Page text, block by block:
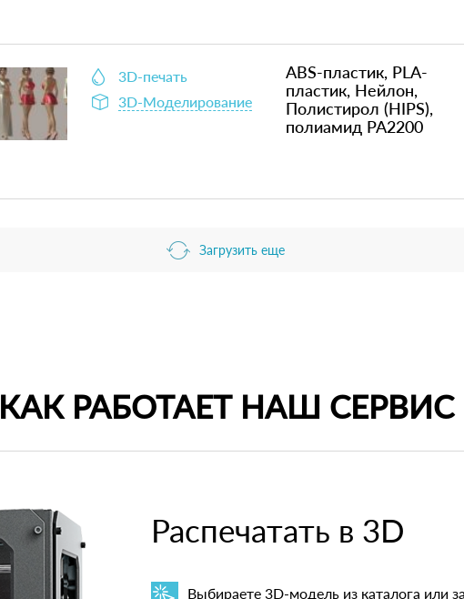
3D-печать
3D-Моделирование
ABS-пластик, PLA-
пластик, Нейлон,
Полистирол (HIPS),
полиамид PA2200
Загрузить еще
КАК РАБОТАЕТ НАШ СЕРВИС
Распечатать в 3D
Выбираете 3D-модель из каталога или